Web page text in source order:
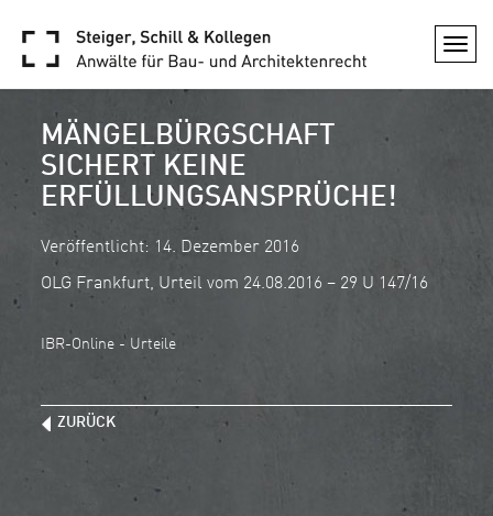
MÄNGELBÜRGSCHAFT
SICHERT KEINE
ERFÜLLUNGSANSPRÜCHE!
Veröffentlicht: 14. Dezember 2016
OLG Frankfurt, Urteil vom 24.08.2016 – 29 U 147/16
IBR-Online - Urteile
ZURÜCK